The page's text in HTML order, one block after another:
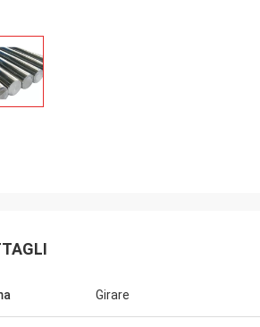
di bottiglie di latte di diverse
Girare